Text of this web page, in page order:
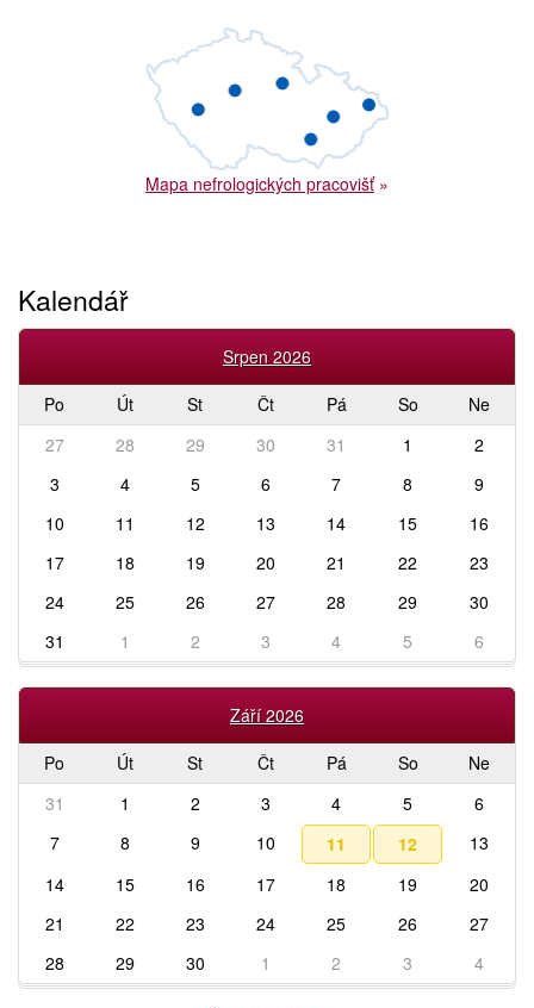
Mapa nefrologických pracovišť»
Kalendář
Srpen 2026
Po
Út St Čt Pá So
Ne
27
28 29 30 31 1
2
3
4 5 6 7 8
9
10
11 12 13 14 15
16
17
18 19 20 21 22
23
24
25 26 27 28 29
30
31
1 2 3 4 5 6
Září 2026
Po
Út St Čt Pá So
Ne
31
1 2 3 4 5
6
7
8 9 10 11 12
13
14
15 16 17 18 19
20
21
22 23 24 25 26
27
28
29 30 1 2 3 4